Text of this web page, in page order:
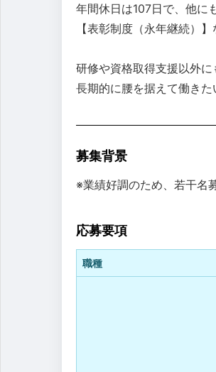
年間休日は107日で、他に
【表彰制度（永年継続）
研修や資格取得支援以外に
長期的に腰を据えて働き
募集背景
※業績好調のため、若干名
応募要項
職種